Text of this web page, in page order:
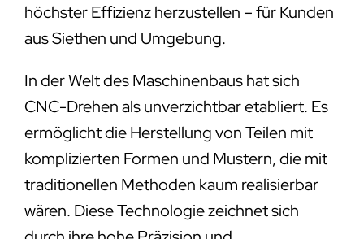
höchster Effizienz herzustellen – für Kunden
aus Siethen und Umgebung.
In der Welt des Maschinenbaus hat sich
CNC-Drehen als unverzichtbar etabliert. Es
ermöglicht die Herstellung von Teilen mit
komplizierten Formen und Mustern, die mit
traditionellen Methoden kaum realisierbar
wären. Diese Technologie zeichnet sich